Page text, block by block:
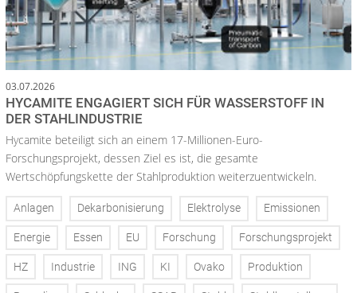
03.07.2026
HYCAMITE ENGAGIERT SICH FÜR WASSERSTOFF IN
DER STAHLINDUSTRIE
Hycamite beteiligt sich an einem 17-Millionen-Euro-
Forschungsprojekt, dessen Ziel es ist, die gesamte
Wertschöpfungskette der Stahlproduktion weiterzuentwickeln.
Anlagen Dekarbonisierung Elektrolyse Emissionen
Energie Essen EU Forschung Forschungsprojekt
HZ Industrie ING KI Ovako Produktion